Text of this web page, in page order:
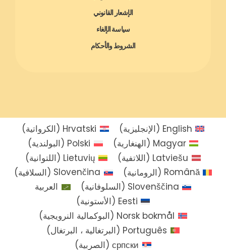
الإشعار القانوني
سياسة الإلغاء
الشروط والأحكام
English
(الإنجليزية)
Hrvatski
(الكرواتية)
Magyar
(الهنغارية)
Polski
(البولندية)
Latviešu
(اللاتفية)
Lietuvių
(اللتوانية)
Română
(الرومانية)
Slovenčina
(السلافية)
Slovenščina
(السلوفانية)
العربية
Eesti
(الأستونية)
Norsk bokmål
(البوكمالية النرويجية)
Português
(البرتغالية ، البرتغال)
српски
(الصربية)